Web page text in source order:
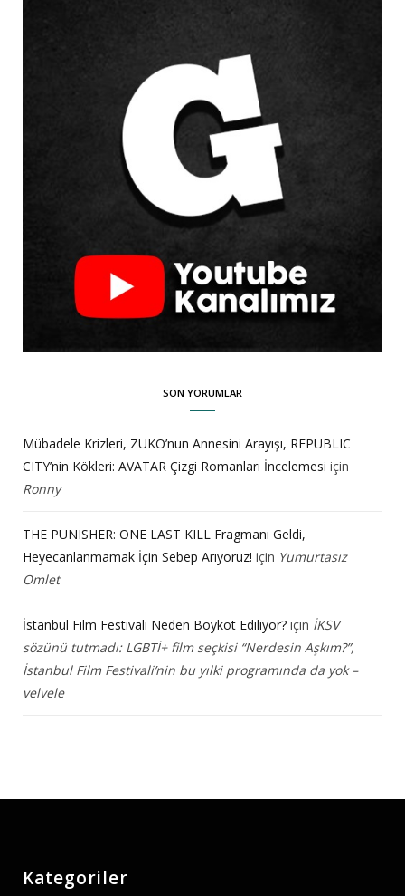
SON YORUMLAR
Mübadele Krizleri, ZUKO’nun Annesini Arayışı, REPUBLIC
CITY’nin Kökleri: AVATAR Çizgi Romanları İncelemesi için
Ronny
THE PUNISHER: ONE LAST KILL Fragmanı Geldi,
Heyecanlanmamak İçin Sebep Arıyoruz! için Yumurtasız
Omlet
İstanbul Film Festivali Neden Boykot Ediliyor? için İKSV
sözünü tutmadı: LGBTİ+ film seçkisi “Nerdesin Aşkım?”,
İstanbul Film Festivali’nin bu yılki programında da yok –
velvele
Kategoriler